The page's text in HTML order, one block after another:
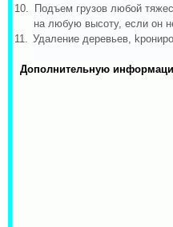
10.
Подъем грузов любой
на любую высоту, если он
11.
Удаление деревьев, k
Дополнительную